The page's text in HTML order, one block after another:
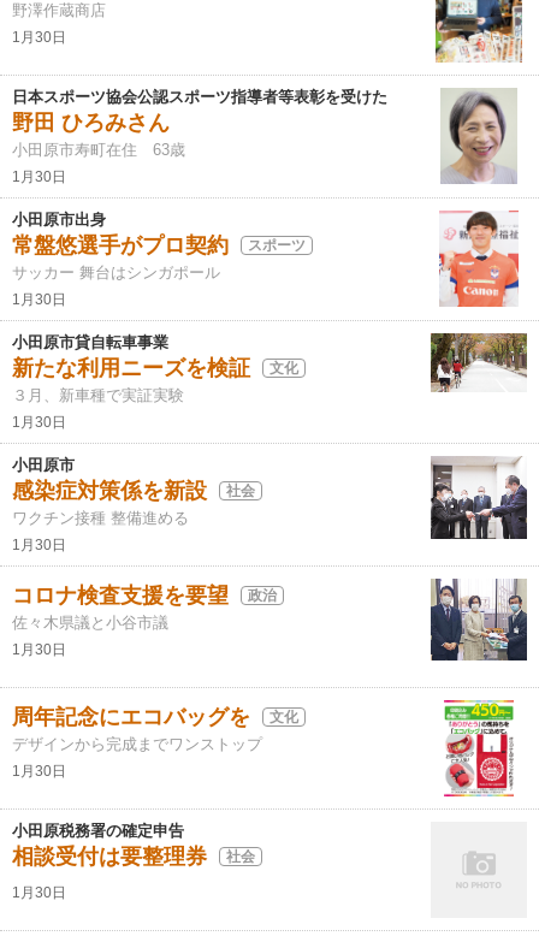
野澤作蔵商店
1月30日
日本スポーツ協会公認スポーツ指導者等表彰を受けた
野田 ひろみさん
小田原市寿町在住 63歳
1月30日
小田原市出身
常盤悠選手がプロ契約 スポーツ
サッカー 舞台はシンガポール
1月30日
小田原市貸自転車事業
新たな利用ニーズを検証 文化
３月、新車種で実証実験
1月30日
小田原市
感染症対策係を新設 社会
ワクチン接種 整備進める
1月30日
コロナ検査支援を要望 政治
佐々木県議と小谷市議
1月30日
周年記念にエコバッグを 文化
デザインから完成までワンストップ
1月30日
小田原税務署の確定申告
相談受付は要整理券 社会
1月30日